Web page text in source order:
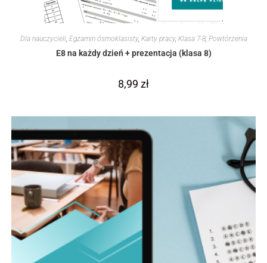
Dla nauczycieli, Egzamin ósmoklasisty, Karty pracy, Klasa 7-8, Powtórzenia
E8 na każdy dzień + prezentacja (klasa 8)
8,99 zł